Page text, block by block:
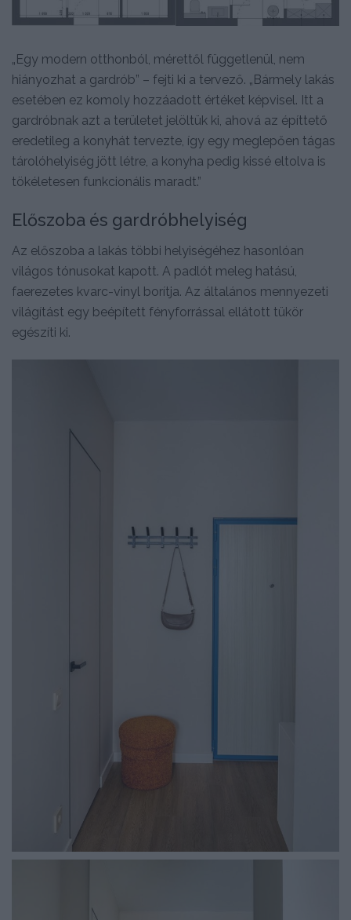
„Egy modern otthonból, mérettől függetlenül, nem
hiányozhat a gardrób” – fejti ki a tervező. „Bármely lakás
esetében ez komoly hozzáadott értéket képvisel. Itt a
gardróbnak azt a területet jelöltük ki, ahová az építtető
eredetileg a konyhát tervezte, így egy meglepően tágas
tárolóhelyiség jött létre, a konyha pedig kissé eltolva is
tökéletesen funkcionális maradt.”
Előszoba és gardróbhelyiség
Az előszoba a lakás többi helyiségéhez hasonlóan
világos tónusokat kapott. A padlót meleg hatású,
faerezetes kvarc-vinyl borítja. Az általános mennyezeti
világítást egy beépített fényforrással ellátott tükör
egészíti ki.